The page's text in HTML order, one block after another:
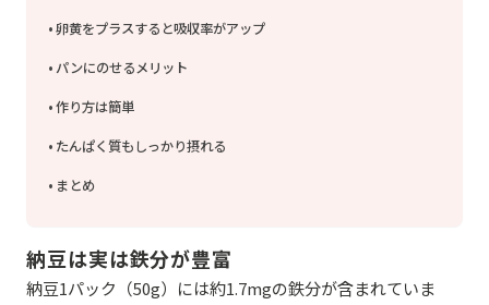
卵黄をプラスすると吸収率がアップ
パンにのせるメリット
作り方は簡単
たんぱく質もしっかり摂れる
まとめ
納豆は実は鉄分が豊富
納豆1パック（50g）には約1.7mgの鉄分が含まれていま